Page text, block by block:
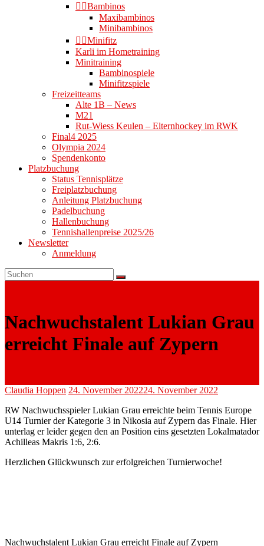
👉🏻Bambinos
Maxibambinos
Minibambinos
👉🏻Minifitz
Karli im Hometraining
Minitraining
Bambinospiele
Minifitzspiele
Freizeitteams
Alte 1B – News
M21
Rut-Wiess Keulen – Elternhockey im RWK
Final4 2025
Olympia 2024
Spendenkonto
Platzbuchung
Status Tennisplätze
Freiplatzbuchung
Anleitung Platzbuchung
Padelbuchung
Hallenbuchung
Tennishallenpreise 2025/26
Newsletter
Anmeldung
Nachwuchstalent Lukian Grau
erreicht Finale auf Zypern
Claudia Hoppen 24. November 202224. November 2022
RW Nachwuchsspieler Lukian Grau erreichte beim Tennis Europe
U14 Turnier der Kategorie 3 in Nikosia auf Zypern das Finale. Hier
unterlag er leider gegen den an Position eins gesetzten Lokalmatador
Achilleas Makris 1:6, 2:6.
Herzlichen Glückwunsch zur erfolgreichen Turnierwoche!
Nachwuchstalent Lukian Grau erreicht Finale auf Zypern